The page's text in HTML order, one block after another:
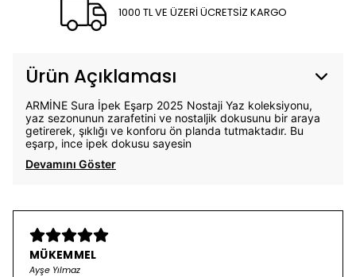
1000 TL VE ÜZERİ ÜCRETSİZ KARGO
Ürün Açıklaması
ARMİNE Sura İpek Eşarp 2025 Nostaji Yaz koleksiyonu,
yaz sezonunun zarafetini ve nostaljik dokusunu bir araya
getirerek, şıklığı ve konforu ön planda tutmaktadır. Bu
eşarp, ince ipek dokusu sayesin
Devamını Göster
MÜKEMMEL
Ayşe Yılmaz